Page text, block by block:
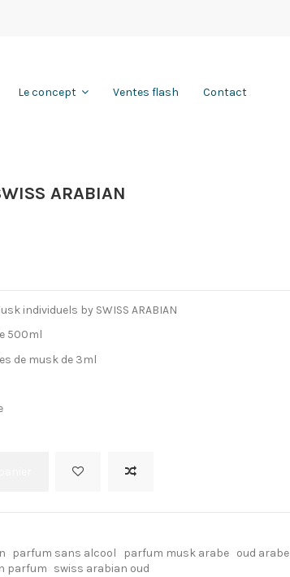
Le concept Ventes flash Contact
ARABIAN
individuels by SWISS ARABIAN
500ml
de musk de 3ml
parfum sans alcool parfum musk arabe oud arabe
parfum swiss arabian oud